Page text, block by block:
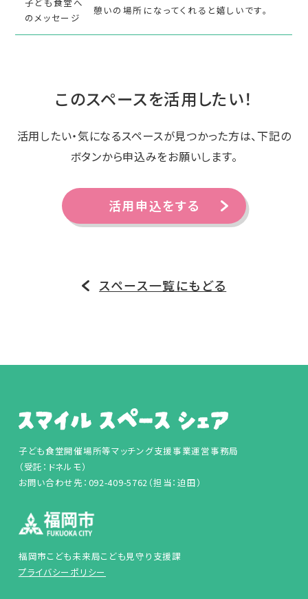
のメッセージ
憩いの場所になってくれると嬉しいです。
このスペースを活用したい！
活用したい・気になるスペースが見つかった方は、下記の
ボタンから申込みをお願いします。
活用申込をする
スペース一覧にもどる
子ども食堂開催場所等マッチング支援事業運営事務局
（受託：ドネルモ）
お問い合わせ先：092-409-5762（担当：迫田）
福岡市こども未来局こども見守り支援課
プライバシーポリシー